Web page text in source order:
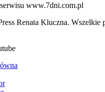
www.7dni.com.pl
Renata Kluczna. Wszelkie